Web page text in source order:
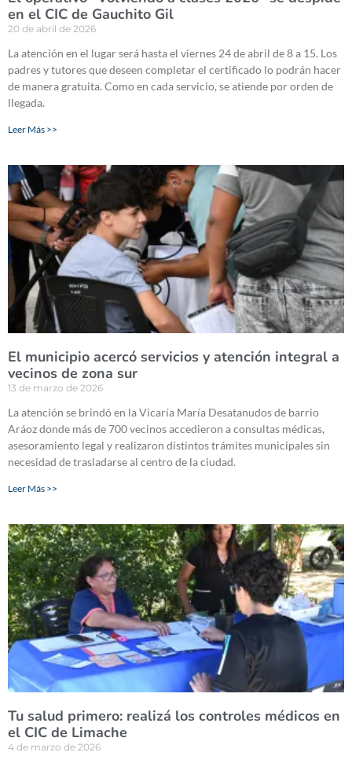
en el CIC de Gauchito Gil
20 de abril de 2026
La atención en el lugar será hasta el viernes 24 de abril de 8 a 15. Los
padres y tutores que deseen completar el certificado lo podrán hacer
de manera gratuita. Como en cada servicio, se atiende por orden de
llegada.
Leer Más >>
El municipio acercó servicios y atención integral a
vecinos de zona sur
13 de marzo de 2026
La atención se brindó en la Vicaría María Desatanudos de barrio
Aráoz donde más de 700 vecinos accedieron a consultas médicas,
asesoramiento legal y realizaron distintos trámites municipales sin
necesidad de trasladarse al centro de la ciudad.
Leer Más >>
Tu salud primero: realizá los controles médicos en
el CIC de Limache
4 de marzo de 2026